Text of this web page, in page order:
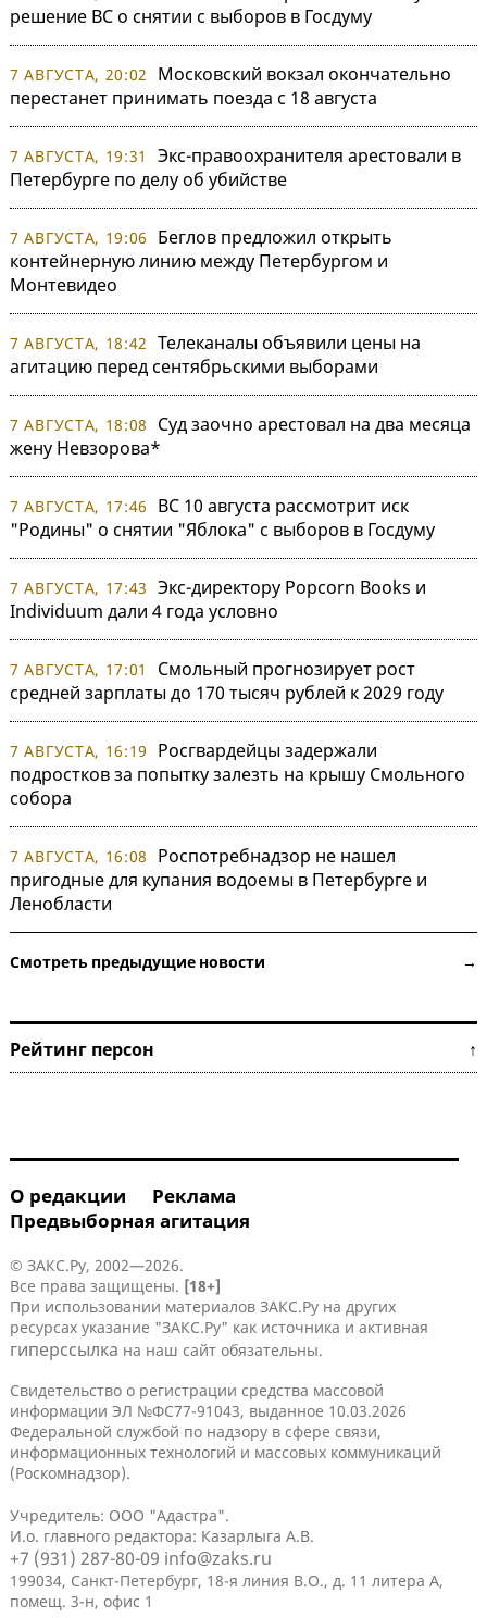
решение ВС о снятии с выборов в Госдуму
7 АВГУСТА, 20:02
Московский вокзал окончательно
перестанет принимать поезда с 18 августа
7 АВГУСТА, 19:31
Экс-правоохранителя арестовали в
Петербурге по делу об убийстве
7 АВГУСТА, 19:06
Беглов предложил открыть
контейнерную линию между Петербургом и
Монтевидео
7 АВГУСТА, 18:42 Телеканалы объявили цены на
агитацию перед сентябрьскими выборами
7 АВГУСТА, 18:08
Суд заочно арестовал на два месяца
жену Невзорова*
7 АВГУСТА, 17:46
ВС 10 августа рассмотрит иск
"Родины" о снятии "Яблока" с выборов в Госдуму
7 АВГУСТА, 17:43 Экс-директору Popcorn Books и
Individuum дали 4 года условно
7 АВГУСТА, 17:01
Смольный прогнозирует рост
средней зарплаты до 170 тысяч рублей к 2029 году
7 АВГУСТА, 16:19
Росгвардейцы задержали
подростков за попытку залезть на крышу Смольного
собора
7 АВГУСТА, 16:08
Роспотребнадзор не нашел
пригодные для купания водоемы в Петербурге и
Ленобласти
Смотреть предыдущие новости →
Рейтинг персон ↑
О редакции
Реклама
Предвыборная агитация
© ЗАКС.Ру, 2002—2026.
Все права защищены. [18+]
При использовании материалов ЗАКС.Ру на других
ресурсах указание "ЗАКС.Ру" как источника и активная
гиперссылка на наш сайт обязательны.
Свидетельство о регистрации средства массовой
информации ЭЛ №ФС77-91043, выданное 10.03.2026
Федеральной службой по надзору в сфере связи,
информационных технологий и массовых коммуникаций
(Роскомнадзор).
Учредитель: ООО "Адастра".
И.о. главного редактора: Казарлыга А.В.
+7 (931) 287-80-09 info@zaks.ru
199034, Санкт-Петербург, 18-я линия В.О., д. 11 литера А,
помещ. 3-н, офис 1